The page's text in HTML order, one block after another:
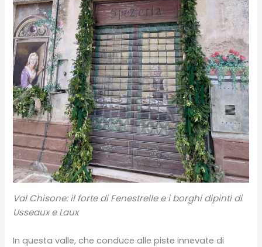
Val Chisone: il forte di Fenestrelle e i borghi dipinti di
Usseaux e Laux
In questa valle, che conduce alle piste innevate di